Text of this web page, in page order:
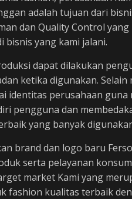
adalah tujuan dari
dan Quality Control
bisnis yang kami jalani.
dapat dilakukan
ketika digunakan.
identitas perusahaan
pengguna dan
yang banyak
brand dan logo baru
serta pelayanan
market Kami yang
fashion kualitas terbaik